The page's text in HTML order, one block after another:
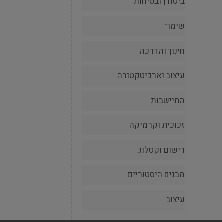
שימור
חינוך והדרכה
עיצוב וארכיטקטורה
התיישבות
זכוכית וקרמיקה
רישום וקטלוג
מבנים היסטוריים
עיצוב